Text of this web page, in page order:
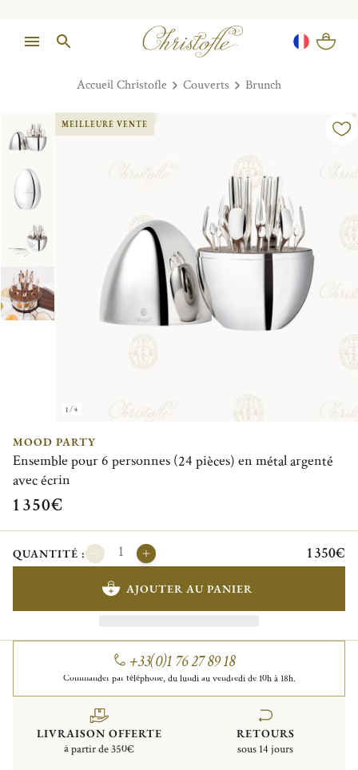
Accueil Christofle Couverts Brunch
1/4
MEILLEURE VENTE
MOOD PARTY
Ensemble pour 6 personnes (24 pièces) en métal argenté
avec écrin
1 350€
QUANTITÉ : 1 350€
AJOUTER AU PANIER
+33(0)1 76 27 89 18
Commander par téléphone, du lundi au vendredi de 10h à 18h.
LIVRAISON OFFERTE
à partir de 350€
RETOURS
sous 14 jours